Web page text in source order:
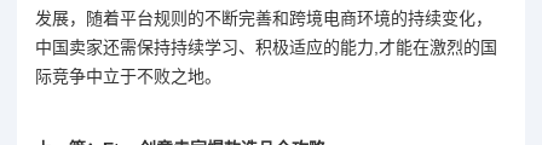
发展，随着平台规则的不断完善和跨境电商环境的持续变化，
中国卖家还需保持持续学习、积极适应的能力,才能在激烈的国
际竞争中立于不败之地。